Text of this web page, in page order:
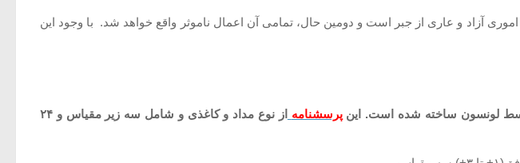
آزاد و عاری از جبر است و دومین حال، تمامی آن اعمال ناموثر واقع خواهد شد. با وجود این
لونسون ساخته شده است. اینپرسشنامه
از نوع مداد و کاغذی و شامل سه زیر مقیاس و ۲۴